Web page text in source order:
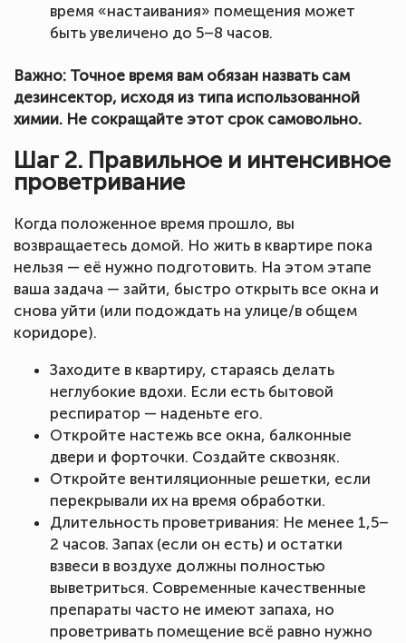
время «настаивания» помещения может
быть увеличено до 5–8 часов.
Важно: Точное время вам обязан назвать сам
дезинсектор, исходя из типа использованной
химии. Не сокращайте этот срок самовольно.
Шаг 2. Правильное и интенсивное
проветривание
Когда положенное время прошло, вы
возвращаетесь домой. Но жить в квартире пока
нельзя — её нужно подготовить. На этом этапе
ваша задача — зайти, быстро открыть все окна и
снова уйти (или подождать на улице/в общем
коридоре).
Заходите в квартиру, стараясь делать
неглубокие вдохи. Если есть бытовой
респиратор — наденьте его.
Откройте настежь все окна, балконные
двери и форточки. Создайте сквозняк.
Откройте вентиляционные решетки, если
перекрывали их на время обработки.
Длительность проветривания: Не менее 1,5–
2 часов. Запах (если он есть) и остатки
взвеси в воздухе должны полностью
выветриться. Современные качественные
препараты часто не имеют запаха, но
проветривать помещение всё равно нужно